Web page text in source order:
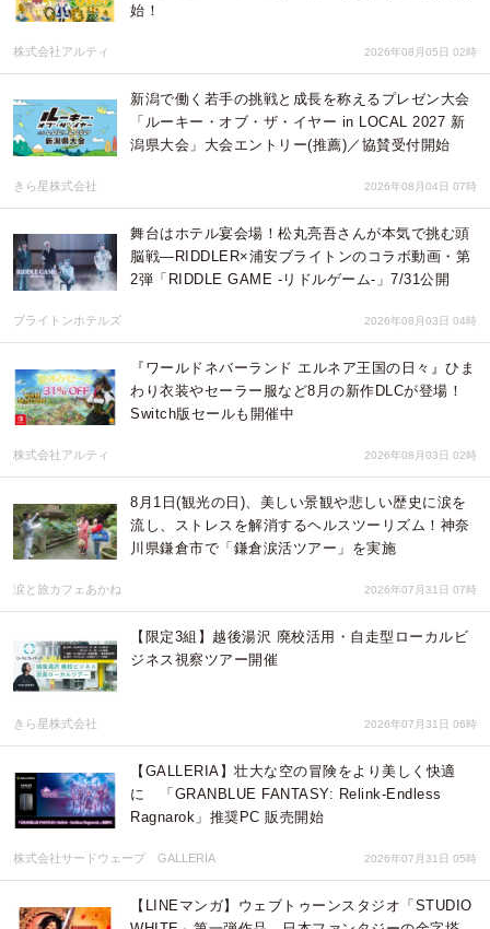
始！
株式会社アルティ 2026年08月05日 02時
新潟で働く若手の挑戦と成長を称えるプレゼン大会
「ルーキー・オブ・ザ・イヤー in LOCAL 2027 新
潟県大会」大会エントリー(推薦)／協賛受付開始
きら星株式会社 2026年08月04日 07時
舞台はホテル宴会場！松丸亮吾さんが本気で挑む頭
脳戦—RIDDLER×浦安ブライトンのコラボ動画・第
2弾「RIDDLE GAME -リドルゲーム-」7/31公開
ブライトンホテルズ 2026年08月03日 04時
『ワールドネバーランド エルネア王国の日々』ひま
わり衣装やセーラー服など8月の新作DLCが登場！
Switch版セールも開催中
株式会社アルティ 2026年08月03日 02時
8月1日(観光の日)、美しい景観や悲しい歴史に涙を
流し、ストレスを解消するヘルスツーリズム！神奈
川県鎌倉市で「鎌倉涙活ツアー」を実施
涙と旅カフェあかね 2026年07月31日 07時
【限定3組】越後湯沢 廃校活用・自走型ローカルビ
ジネス視察ツアー開催
きら星株式会社 2026年07月31日 06時
【GALLERIA】壮大な空の冒険をより美しく快適
に 「GRANBLUE FANTASY: Relink-Endless
Ragnarok」推奨PC 販売開始
株式会社サードウェーブ GALLERIA 2026年07月31日 05時
【LINEマンガ】ウェブトゥーンスタジオ「STUDIO